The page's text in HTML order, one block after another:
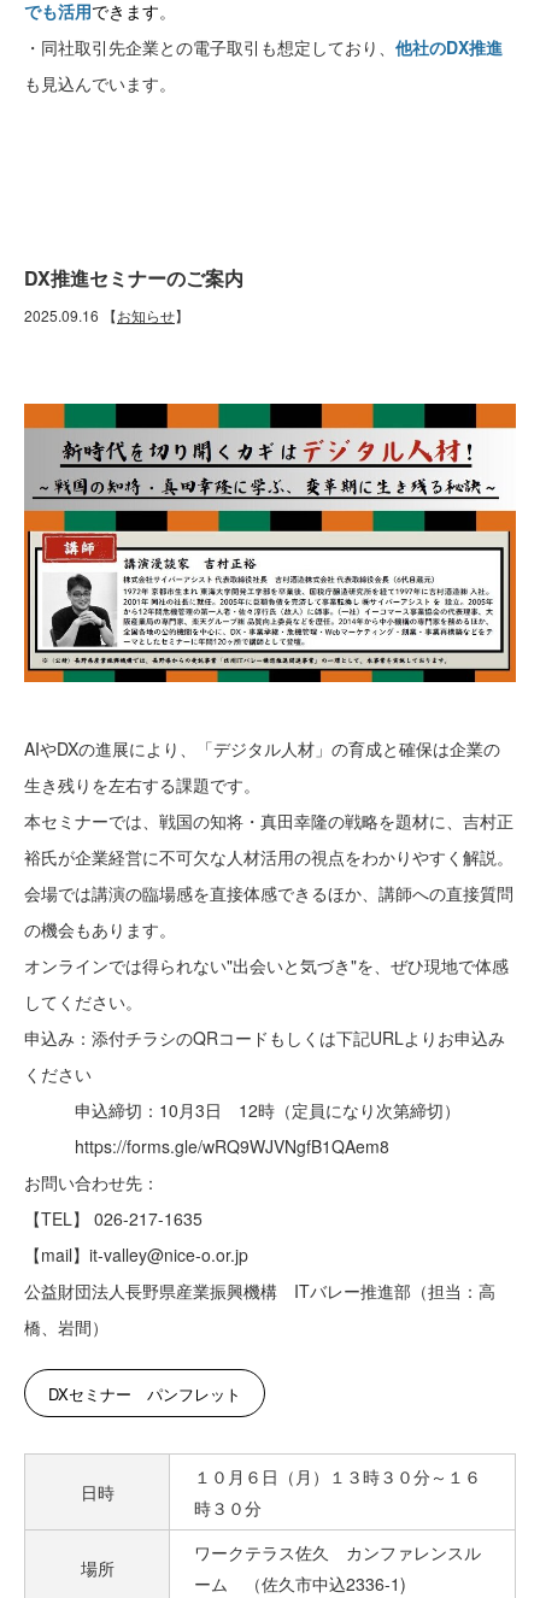
でも活用できます。
・同社取引先企業との電子取引も想定しており、 他社のDX推進
も見込んでいます。
DX推進セミナーのご案内
2025.09.16 【お知らせ】
AIやDXの進展により、「デジタル人材」の育成と確保は企業の
生き残りを左右する課題です。
本セミナーでは、戦国の知将・真田幸隆の戦略を題材に、吉村正
裕氏が企業経営に不可欠な人材活用の視点をわかりやすく解説。
会場では講演の臨場感を直接体感できるほか、講師への直接質問
の機会もあります。
オンラインでは得られない"出会いと気づき"を、ぜひ現地で体感
してください。
申込み：添付チラシのQRコードもしくは下記URLよりお申込み
ください
申込締切：10月3日 12時（定員になり次第締切）
https://forms.gle/wRQ9WJVNgfB1QAem8
お問い合わせ先：
【TEL】 026-217-1635
【mail】it-valley@nice-o.or.jp
公益財団法人長野県産業振興機構 ITバレー推進部（担当：高
橋、岩間）
DXセミナー パンフレット
日時
１０月６日（月）１３時３０分～１６
時３０分
場所
ワークテラス佐久 カンファレンスル
ーム （佐久市中込2336-1)